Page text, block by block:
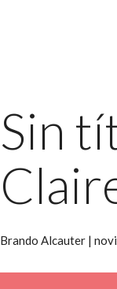
Sin
Brando Alcauter |